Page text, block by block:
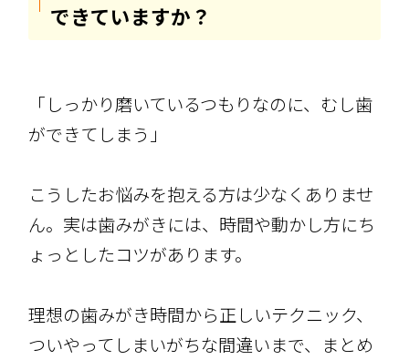
できていますか？
「しっかり磨いているつもりなのに、むし歯
ができてしまう」
こうしたお悩みを抱える方は少なくありませ
ん。実は歯みがきには、時間や動かし方にち
ょっとしたコツがあります。
理想の歯みがき時間から正しいテクニック、
ついやってしまいがちな間違いまで、まとめ